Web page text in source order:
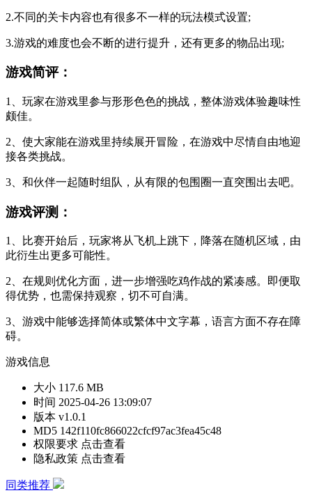
2.不同的关卡内容也有很多不一样的玩法模式设置;
3.游戏的难度也会不断的进行提升，还有更多的物品出现;
游戏简评：
1、玩家在游戏里参与形形色色的挑战，整体游戏体验趣味性
颇佳。
2、使大家能在游戏里持续展开冒险，在游戏中尽情自由地迎
接各类挑战。
3、和伙伴一起随时组队，从有限的包围圈一直突围出去吧。
游戏评测：
1、比赛开始后，玩家将从飞机上跳下，降落在随机区域，由
此衍生出更多可能性。
2、在规则优化方面，进一步增强吃鸡作战的紧凑感。即便取
得优势，也需保持观察，切不可自满。
3、游戏中能够选择简体或繁体中文字幕，语言方面不存在障
碍。
游戏信息
大小 117.6 MB
时间 2025-04-26 13:09:07
版本 v1.0.1
MD5 142f110fc866022cfcf97ac3fea45c48
权限要求 点击查看
隐私政策 点击查看
同类推荐